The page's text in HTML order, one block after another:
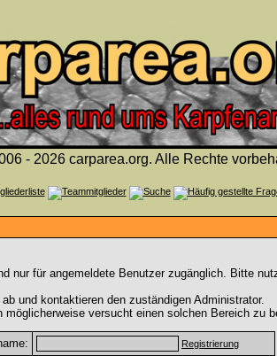
- 2026 carparea.org. Alle Rechte
nur für angemeldete Benutzer zugänglich. Bitte
und kontaktieren den zuständigen Administrator.
versucht einen solchen Bereich zu
Registrierung